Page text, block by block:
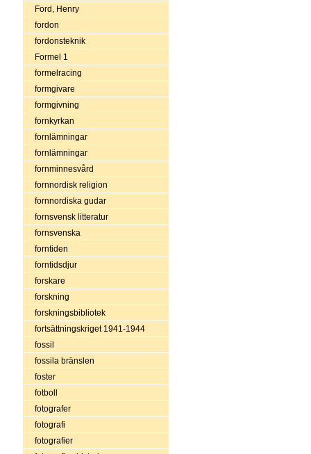
Ford, Henry
fordon
fordonsteknik
Formel 1
formelracing
formgivare
formgivning
fornkyrkan
fornlämningar
fornlämningar
fornminnesvård
fornnordisk religion
fornnordiska gudar
fornsvensk litteratur
fornsvenska
forntiden
forntidsdjur
forskare
forskning
forskningsbibliotek
fortsättningskriget 1941-1944
fossil
fossila bränslen
foster
fotboll
fotografer
fotografi
fotografier